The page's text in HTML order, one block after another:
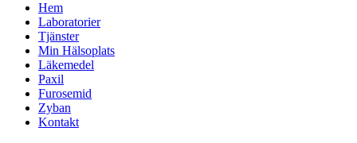
Hem
Laboratorier
Tjänster
Min Hälsoplats
Läkemedel
Paxil
Furosemid
Zyban
Kontakt